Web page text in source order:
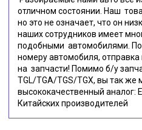
отличном состоянии. Наш
но это не означает, что он
наших сотрудников имеет
подобными автомобилями.
номеру автомобиля, отправка
на запчасти! Помимо б/у
TGL/TGA/TGS/TGX, вы так же
высококачественный аналог:
Китайских производителей